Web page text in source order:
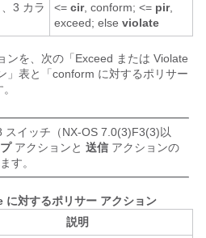
3 カラ
<= cir, conform; <= pir,
exceed; else violate
ンを、次の「Exceed または Violate
」表と「conform に対するポリサー
スイッチ（NX-OS 7.0(3)F3(3)以
アクションと 送信 アクションの
す。
対するポリサー アクション
説明